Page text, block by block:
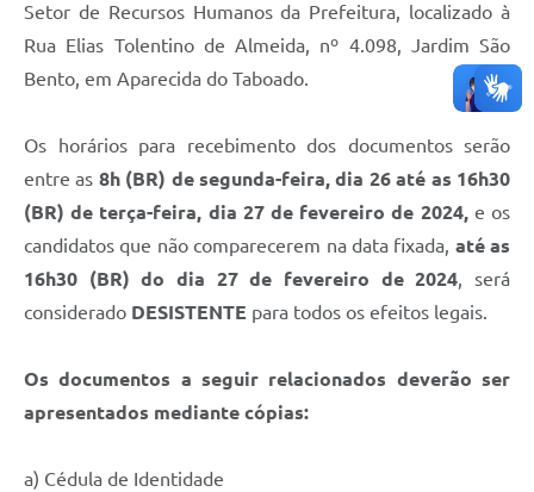
Setor de Recursos Humanos da Prefeitura, localizado à
Rua Elias Tolentino de Almeida, nº 4.098, Jardim São
Bento, em Aparecida do Taboado.
Os horários para recebimento dos documentos serão
entre as 8h (BR) de segunda-feira, dia 26 até as 16h30
(BR) de terça-feira, dia 27 de fevereiro de 2024,e os
candidatos que não comparecerem na data fixada, até as
16h30 (BR) do dia 27 de fevereiro de 2024, será
considerado DESISTENTE para todos os efeitos legais.
Os documentos a seguir relacionados deverão ser
apresentados mediante cópias:
a) Cédula de Identidade